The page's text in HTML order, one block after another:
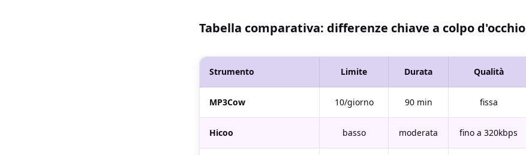
Tabella comparativa: differenze chiave a colpo d'occhio
Strumento Limite Durata Qualità
MP3Cow 10/giorno 90 min fissa
Hicoo basso moderata fino a 320kbps